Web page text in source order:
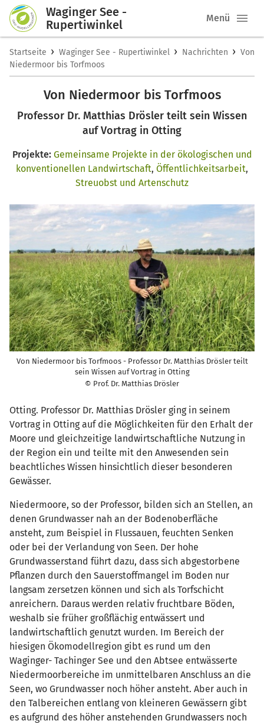
Waginger See -
Rupertiwinkel
Menü
Startseite › Waginger See - Rupertiwinkel › Nachrichten › Von
Niedermoor bis Torfmoos
Von Niedermoor bis Torfmoos
Professor Dr. Matthias Drösler teilt sein Wissen
auf Vortrag in Otting
Projekte: Gemeinsame Projekte in der ökologischen und
konventionellen Landwirtschaft, Öffentlichkeitsarbeit,
Streuobst und Artenschutz
Von Niedermoor bis Torfmoos - Professor Dr. Matthias Drösler teilt
sein Wissen auf Vortrag in Otting
© Prof. Dr. Matthias Drösler
Otting. Professor Dr. Matthias Drösler ging in seinem
Vortrag in Otting auf die Möglichkeiten für den Erhalt der
Moore und gleichzeitige landwirtschaftliche Nutzung in
der Region ein und teilte mit den Anwesenden sein
beachtliches Wissen hinsichtlich dieser besonderen
Gewässer.
Niedermoore, so der Professor, bilden sich an Stellen, an
denen Grundwasser nah an der Bodenoberfläche
ansteht, zum Beispiel in Flussauen, feuchten Senken
oder bei der Verlandung von Seen. Der hohe
Grundwasserstand führt dazu, dass sich abgestorbene
Pflanzen durch den Sauerstoffmangel im Boden nur
langsam zersetzen können und sich als Torfschicht
anreichern. Daraus werden relativ fruchtbare Böden,
weshalb sie früher großflächig entwässert und
landwirtschaftlich genutzt wurden. Im Bereich der
hiesigen Ökomodellregion gibt es rund um den
Waginger- Tachinger See und den Abtsee entwässerte
Niedermoorbereiche im unmittelbaren Anschluss an die
Seen, wo Grundwasser noch höher ansteht. Aber auch in
den Talbereichen entlang von kleineren Gewässern gibt
es aufgrund des höher anstehenden Grundwassers noch